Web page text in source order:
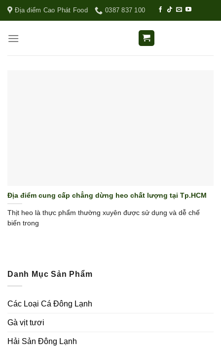
Địa điểm Cao Phát Food 0387 837 100
Địa điểm cung cấp chẳng dừng heo chất lượng tại Tp.HCM
Thịt heo là thực phẩm thường xuyên được sử dụng và dễ chế
biến trong
Danh Mục Sản Phẩm
Các Loại Cá Đông Lạnh
Gà vịt tươi
Hải Sản Đông Lạnh